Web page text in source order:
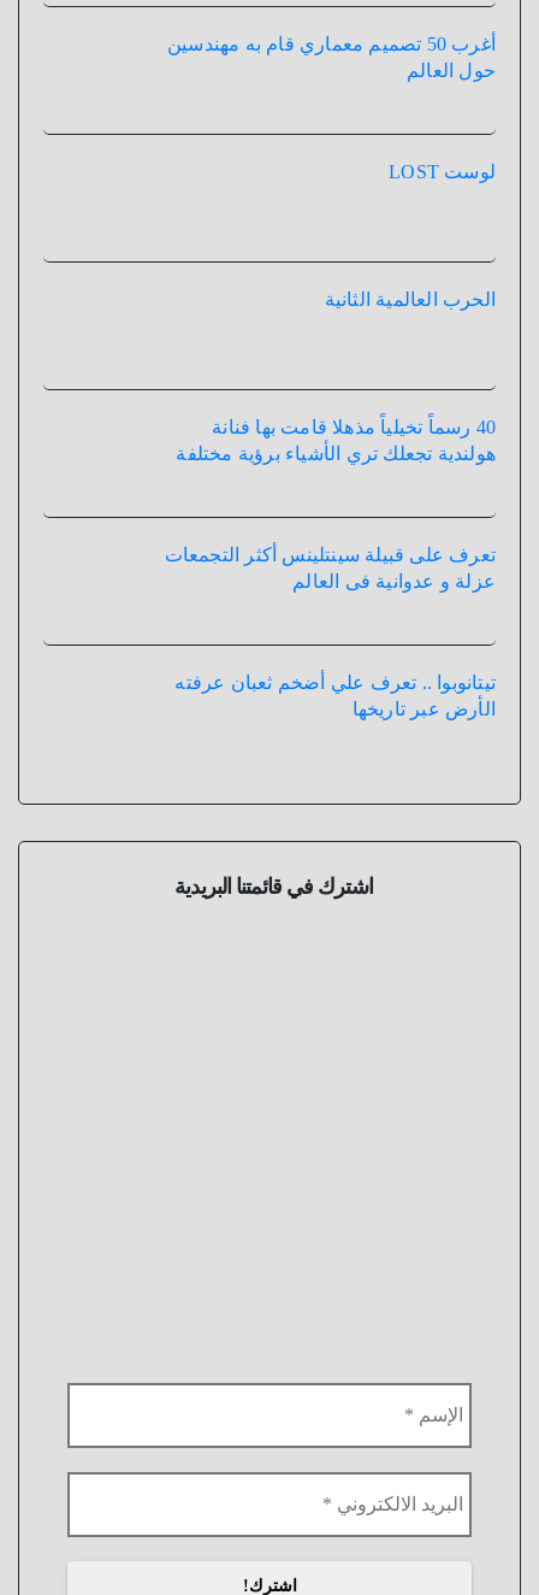
أغرب 50 تصميم معماري قام به مهندسين
حول العالم
لوست LOST
الحرب العالمية الثانية
40 رسماً تخيلياً مذهلا قامت بها فنانة
هولندية تجعلك تري الأشياء برؤية مختلفة
تعرف على قبيلة سينتلينس أكثر التجمعات
عزلة و عدوانية فى العالم
تيتانوبوا .. تعرف علي أضخم ثعبان عرفته
الأرض عبر تاريخها
اشترك في قائمتنا البريدية